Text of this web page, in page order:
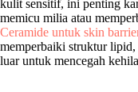
kulit sensitif, ini penting
memicu milia atau
Ceramide untuk skin
memperbaiki struktur lipid,
luar untuk mencegah